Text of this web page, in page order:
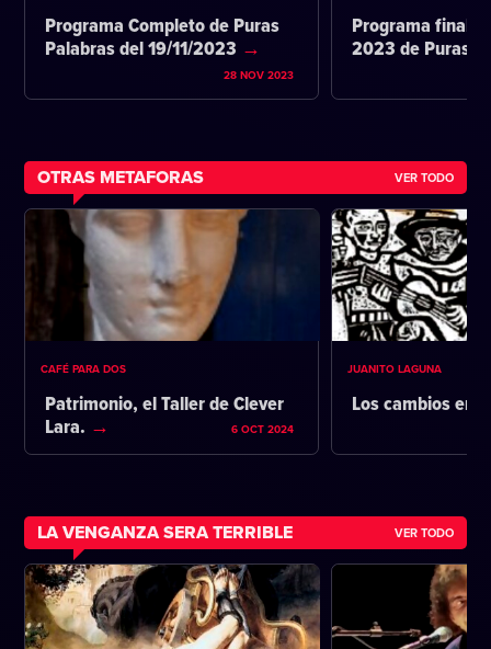
Programa Completo de Puras
Palabras del 19/11/2023
28 NOV 2023
Programa final
2023 de Puras
OTRAS METAFORAS VER TODO
CAFÉ PARA DOS
Patrimonio, el Taller de Clever
Lara.
6 OCT 2024
JUANITO LAGUNA
Los cambios en
LA VENGANZA SERA TERRIBLE VER TODO